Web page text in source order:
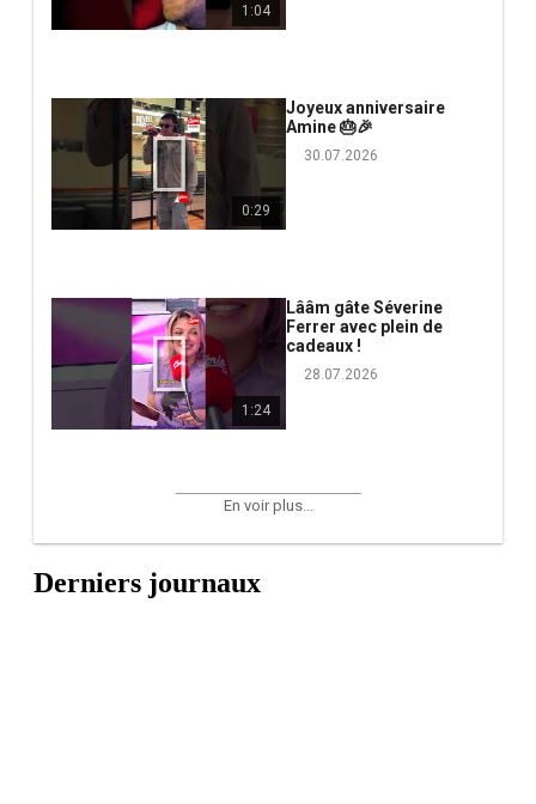
1:04
0:29
Joyeux anniversaire
Amine 🎂🎉
30.07.2026
1:24
Lââm gâte Séverine
Ferrer avec plein de
cadeaux !
28.07.2026
En voir plus...
Derniers journaux